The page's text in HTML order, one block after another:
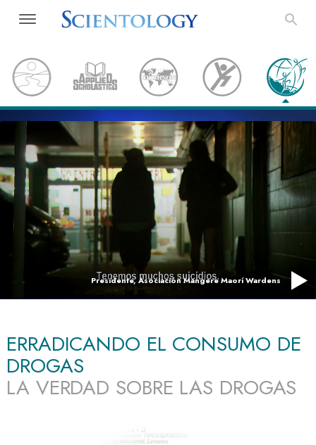
Presidente, Asociación Mangere Maorí Wardens
ERRADICANDO EL CONSUMO DE
DROGAS
LA VERDAD SOBRE LAS DROGAS